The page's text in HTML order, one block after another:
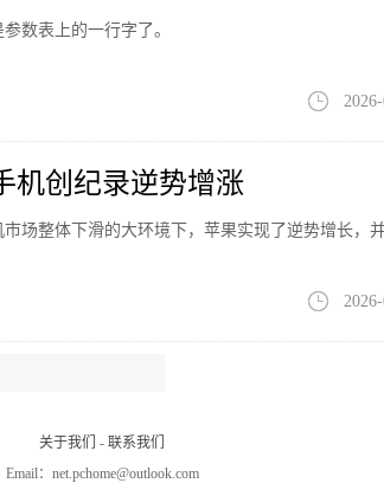
数表上的一行字了。
机创纪录逆势增涨
场整体下滑的大环境下，苹果实现了逆势增长，
双旗舰满血性能
8月11日举办新品发布会。官方介绍，该系列主打满
关于我们 - 联系我们
Email：net.pchome@outlook.com